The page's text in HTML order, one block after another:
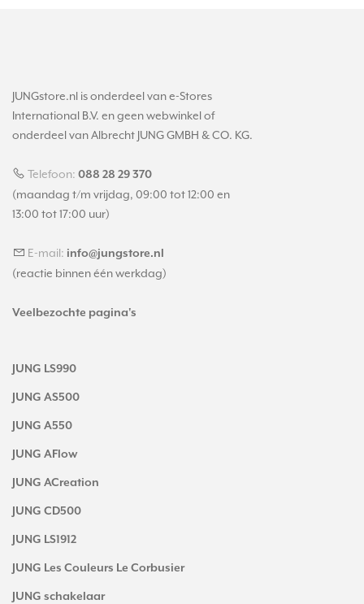
JUNGstore.nl is onderdeel van e-Stores
International B.V. en geen webwinkel of
onderdeel van Albrecht JUNG GMBH & CO. KG.
Telefoon: 088 28 29 370
(maandag t/m vrijdag, 09:00 tot 12:00 en
13:00 tot 17:00 uur)
E-mail: info@jungstore.nl
(reactie binnen één werkdag)
Veelbezochte pagina's
JUNG LS990
JUNG AS500
JUNG A550
JUNG AFlow
JUNG ACreation
JUNG CD500
JUNG LS1912
JUNG Les Couleurs Le Corbusier
JUNG schakelaar